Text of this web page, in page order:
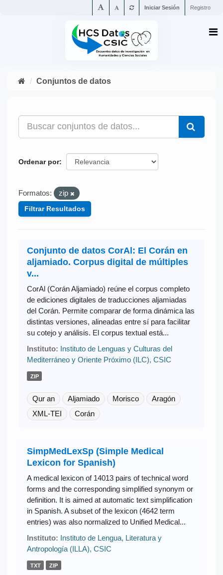
Iniciar Sesión Registro
Conjuntos de datos
Ordenar por
Formatos: zip
Filtrar Resultados
Conjunto de datos CorAl: El Corán en
aljamiado. Corpus digital de múltiples
v...
CorAl (Corán Aljamiado) reúne el corpus completo
de ediciones digitales de traducciones aljamiadas
del Corán. Permite comparar de forma dinámica las
distintas versiones, alineadas entre sí para facilitar
su cotejo y análisis. El corpus textual está...
Instituto: Instituto de Lenguas y Culturas del
Mediterráneo y Oriente Próximo (ILC), CSIC
ZIP
Qur an Aljamiado Morisco
Aragón
XML-TEI
Corán
SimpMedLexSp (Simple Medical
Lexicon for Spanish)
A medical lexicon of 14013 pairs of technical word
forms and the corresponding simplified synonym or
definition. It is aimed at automatic text simplification
in Spanish. A subset of the lexicon (4642 term
entries) was also normalized to Unified Medical...
Instituto: Instituto de Lengua, Literatura y
Antropología (ILLA), CSIC
TXT ZIP